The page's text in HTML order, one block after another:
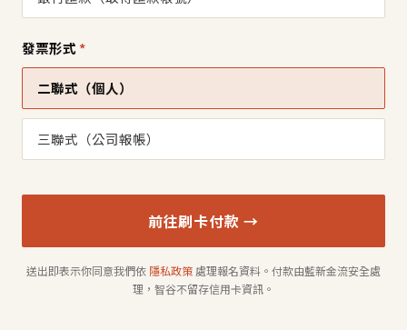
發票形式*
二聯式（個人）
三聯式（公司報帳）
前往刷卡付款 →
送出即表示你同意我們依 隱私政策 處理報名資料。付款由藍新金流安全處
理，智谷不留存信用卡資訊。